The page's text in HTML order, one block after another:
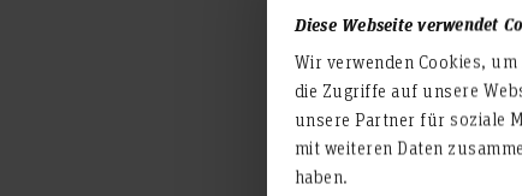
Diese Webseite verwendet
Wir verwenden Cookies,
die Zugriffe auf unsere
unsere Partner für soziale
mit weiteren Daten
haben.
Neben der Hochschule
https://
die Weiterbildung der
dankbar für Ihre